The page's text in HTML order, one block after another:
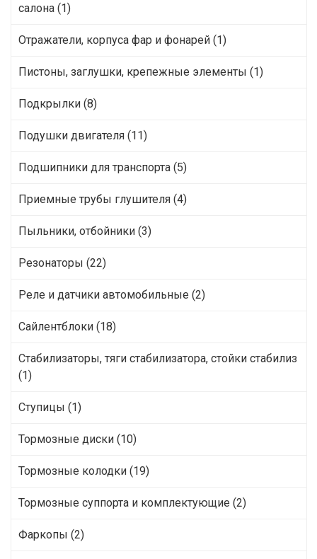
салона (1)
Отражатели, корпуса фар и фонарей (1)
Пистоны, заглушки, крепежные элементы (1)
Подкрылки (8)
Подушки двигателя (11)
Подшипники для транспорта (5)
Приемные трубы глушителя (4)
Пыльники, отбойники (3)
Резонаторы (22)
Реле и датчики автомобильные (2)
Сайлентблоки (18)
Стабилизаторы, тяги стабилизатора, стойки стабилиз
(1)
Ступицы (1)
Тормозные диски (10)
Тормозные колодки (19)
Тормозные суппорта и комплектующие (2)
Фаркопы (2)